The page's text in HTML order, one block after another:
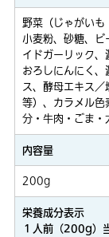
野菜（じゃがいも
小麦粉、砂糖、
イドガーリック、
おろしにんにく
ス、酵母エキス
等）、カラメル
分・牛肉・ごま・
内容量
200g
栄養成分表示
１人前（200g）